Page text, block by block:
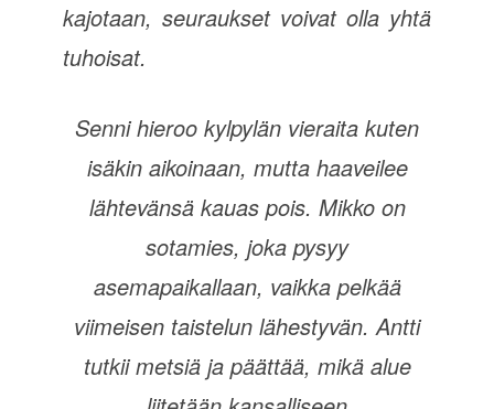
kajotaan, seuraukset voivat olla yhtä
tuhoisat.
Senni hieroo kylpylän vieraita kuten
isäkin aikoinaan, mutta haaveilee
lähtevänsä kauas pois. Mikko on
sotamies, joka pysyy
asemapaikallaan, vaikka pelkää
viimeisen taistelun lähestyvän. Antti
tutkii metsiä ja päättää, mikä alue